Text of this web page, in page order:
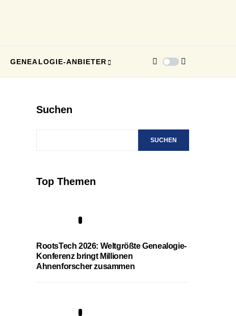
GENEALOGIE-ANBIETER
Suchen
SUCHEN
Top Themen
RootsTech 2026: Weltgrößte Genealogie-
Konferenz bringt Millionen
Ahnenforscher zusammen